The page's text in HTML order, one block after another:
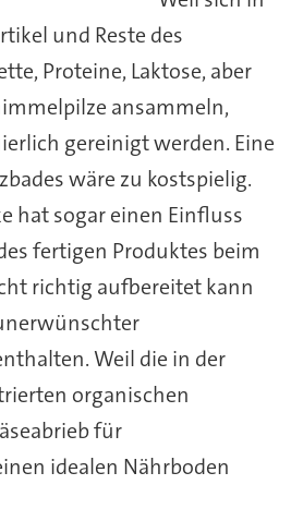
und Reste des
Proteine, Laktose, aber
ansammeln,
gereinigt werden. Eine
wäre zu kostspielig.
hat sogar einen Einfluss
fertigen Produktes beim
richtig aufbereitet kann
Weil die in der
organischen
für
idealen Nährboden